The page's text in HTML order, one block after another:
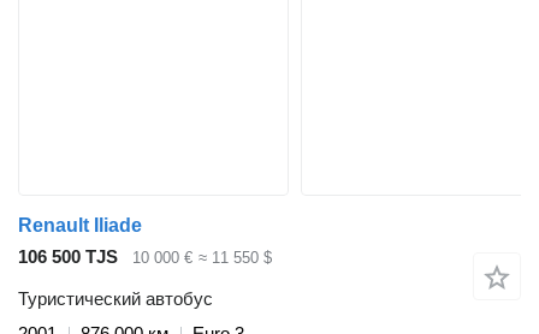
Renault Iliade
106 500 TJS
10 000 € ≈ 11 550 $
Туристический автобус